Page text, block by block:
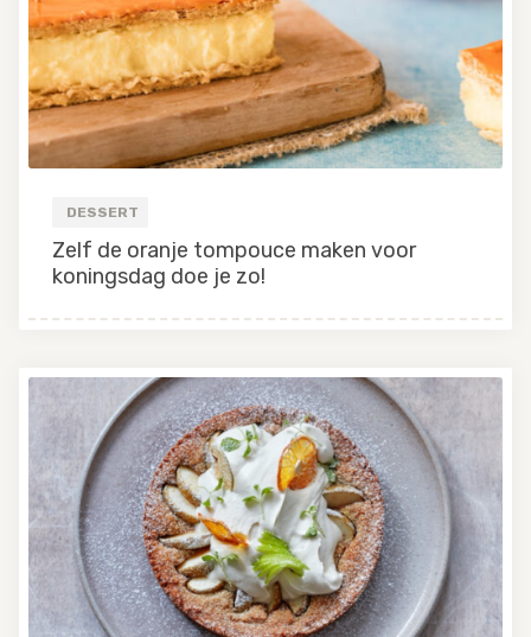
DESSERT
Zelf de oranje tompouce maken voor
koningsdag doe je zo!